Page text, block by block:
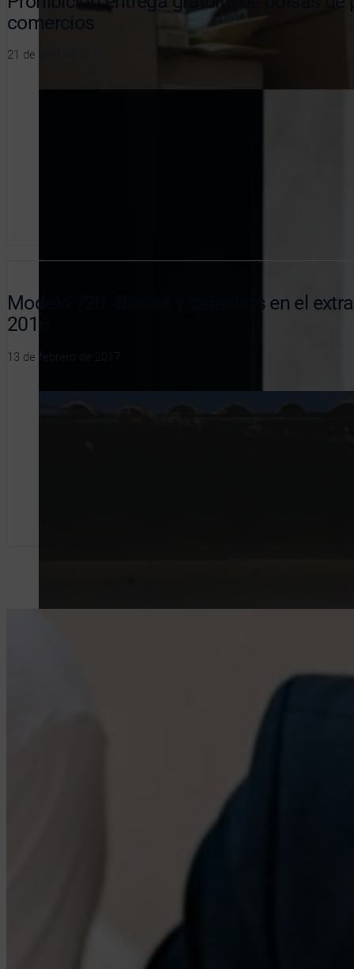
comercios
21 de abril de 2017
Modelo 720. Bienes y derechos en el
2016
13 de febrero de 2017